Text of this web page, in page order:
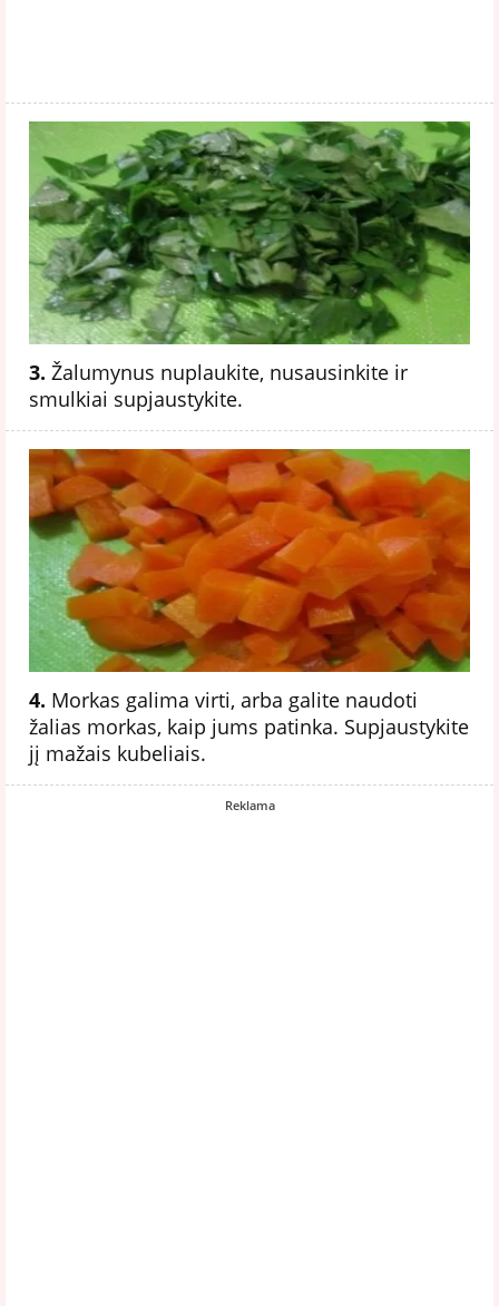
3. Žalumynus nuplaukite, nusausinkite ir
smulkiai supjaustykite.
4. Morkas galima virti, arba galite naudoti
žalias morkas, kaip jums patinka. Supjaustykite
jį mažais kubeliais.
Reklama